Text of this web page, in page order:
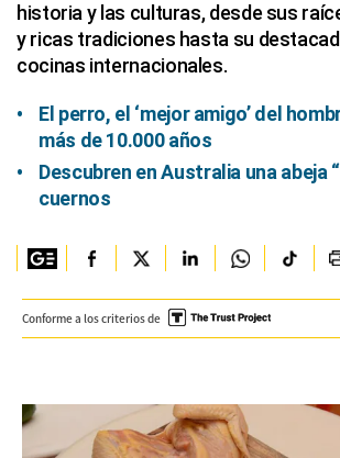
historia y las culturas, desde sus
y ricas tradiciones hasta su
cocinas internacionales.
El perro, el ‘mejor amigo’ del
más de 10.000 años
Descubren en Australia una abeja
cuernos
Conforme a los criterios de